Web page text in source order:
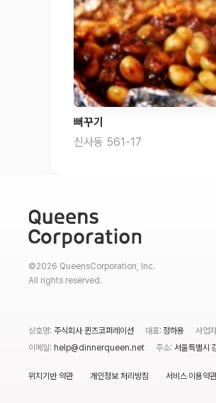
뻐꾸기
신사동 561-17
©2026 QueensCorporation, Inc.
All rights reserved.
상호명: 주식회사 퀸즈코퍼레이션 대표:정하용 사업
이메일: help@dinnerqueen.net 주소: 서울특별시
위치기반 약관 개인정보 처리방침 서비스 이용약